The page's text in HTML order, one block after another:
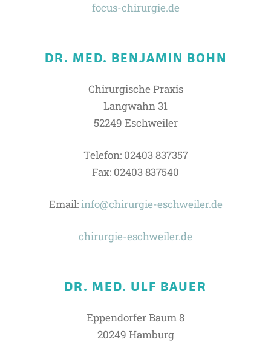
focus-chirurgie.de
DR. MED. BENJAMIN BOHN
Chirurgische Praxis
Langwahn 31
52249 Eschweiler
Telefon: 02403 837357
Fax: 02403 837540
Email:info@chirurgie-eschweiler.de
chirurgie-eschweiler.de
DR. MED. ULF BAUER
Eppendorfer Baum 8
20249 Hamburg